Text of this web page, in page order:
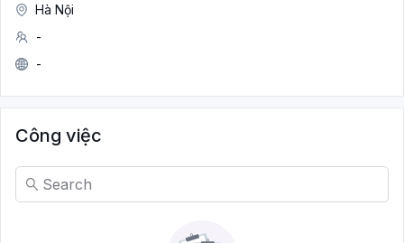
Hà Nội
-
-
Công việc